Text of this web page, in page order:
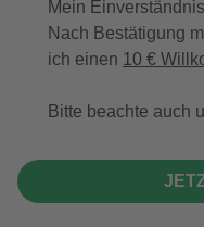
Mein
Nach Bestätigung
ich einen 10 €
Bitte beachte auch